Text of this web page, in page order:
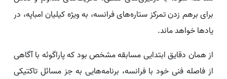
برای برهم زدن تمرکز ستاره‌های فرانسه، به ویژه کیلیان امباپه، در
یادها خواهد ماند.
از همان دقایق ابتدایی مسابقه مشخص بود که پاراگوئه با آگاهی
از فاصله فنی خود با فرانسه، برنامه‌هایی به جز مسائل تاکتیکی